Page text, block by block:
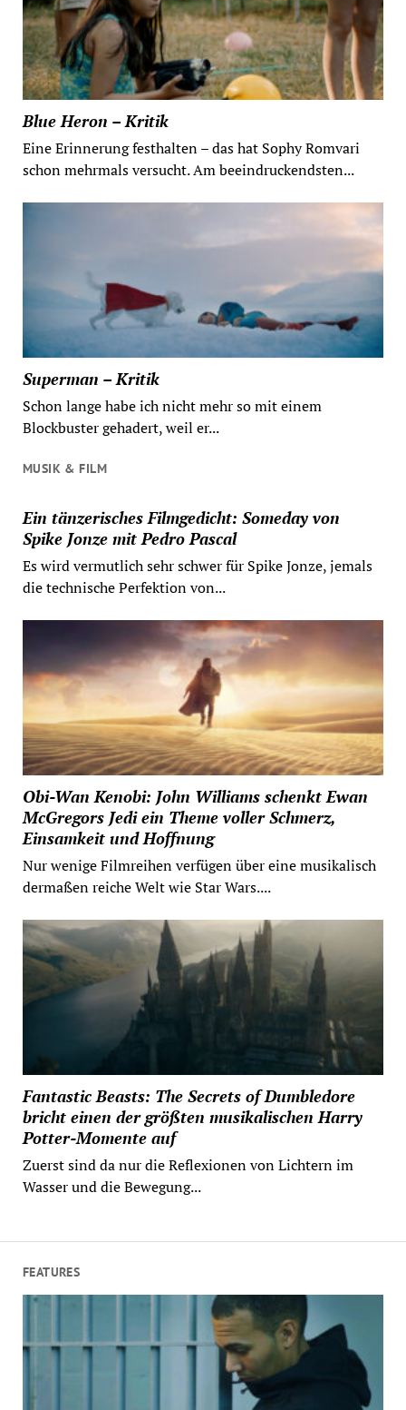
Blue Heron – Kritik
Eine Erinnerung festhalten – das hat Sophy Romvari
schon mehrmals versucht. Am beeindruckendsten...
Superman – Kritik
Schon lange habe ich nicht mehr so mit einem
Blockbuster gehadert, weil er...
MUSIK & FILM
Ein tänzerisches Filmgedicht: Someday von
Spike Jonze mit Pedro Pascal
Es wird vermutlich sehr schwer für Spike Jonze, jemals
die technische Perfektion von...
Obi-Wan Kenobi: John Williams schenkt Ewan
McGregors Jedi ein Theme voller Schmerz,
Einsamkeit und Hoffnung
Nur wenige Filmreihen verfügen über eine musikalisch
dermaßen reiche Welt wie Star Wars....
Fantastic Beasts: The Secrets of Dumbledore
bricht einen der größten musikalischen Harry
Potter-Momente auf
Zuerst sind da nur die Reflexionen von Lichtern im
Wasser und die Bewegung...
FEATURES